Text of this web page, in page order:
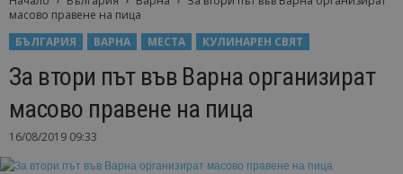
масово правене на пица
БЪЛГАРИЯ
ВАРНА МЕСТА КУЛИНАРЕН СВЯТ
За втори път във Варна организират
масово правене на пица
16/08/2019 09:33